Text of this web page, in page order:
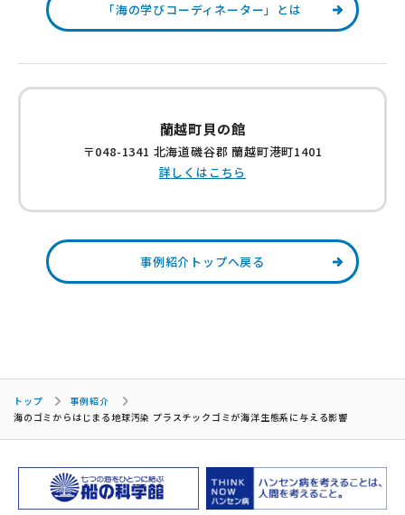
「海の学びコーディネーター」とは
蘭越町貝の館
〒048-1341 北海道磯谷郡 蘭越町港町1401
詳しくはこちら
事例紹介トップへ戻る
トップ
事例紹介
海のゴミからはじまる地球汚染 プラスチックゴミが海洋生態系に与える影響